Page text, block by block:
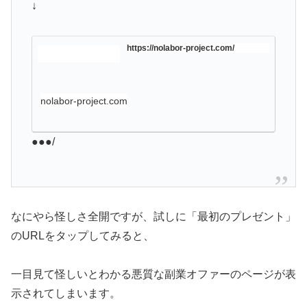
↓
https://nolabor-project.com/
nolabor-project.com
●●●/
なにやら怪しさ全開ですが、試しに「最初のプレゼント」
のURLをタップしてみると、
一目見て怪しいとわかる悪質な副業オファーのページが表
示されてしまいます。